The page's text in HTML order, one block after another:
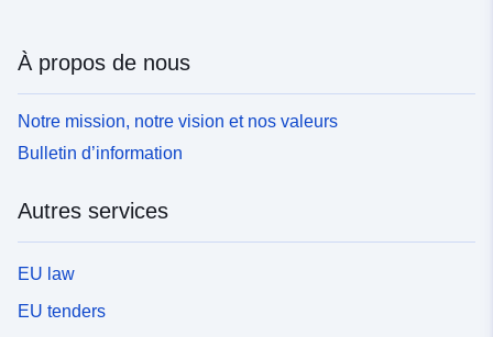
À propos de nous
Notre mission, notre vision et nos valeurs
Bulletin d’information
Autres services
EU law
EU tenders